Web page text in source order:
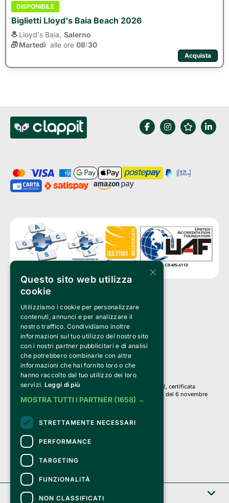
DISPONIBILE
Biglietti Lloyd's Baia Beach 2026
Lloyd's Baia, Salerno
Martedì alle ore 08:30
Acquista
Clappit è un marchio di proprietà di:
Bemils Srl
a Socio Unico
Via Fosse Ardeatine, 4 -20092 Cinisello Balsamo (MI)
PI 05589050961
Iscr. C.C.I.A.A. Milano R.E.A. 1833471
© 2010-2025 Bemils Srl - Tutti i diritti riservati
Credits:
Clappit è basato sulla piattaforma di biglietteria Belive 6.2, certificata
dall’Agenzia delle Entrate con protocollo n. 2025/445474 del 6 novembre
2025.
Su Clappit i tuoi acquisti ed i tuoi dati
sono sicuri e protetti da un certificato SSL
con crittografia a 128 bit.
Clappit
×
Questo sito web utilizza
cookie
Utilizziamo i cookie per personalizzare
contenuti, annunci e per analizzare il
nostro traffico. Condividiamo inoltre
informazioni sul tuo utilizzo del nostro sito
con i nostri partner pubblicitari e di analisi
che potrebbero combinarle con altre
informazioni che hai fornito loro o che
hanno raccolto dal tuo utilizzo dei loro
servizi. Leggi di più
MOSTRA TUTTI I PARTNER (1658) →
STRETTAMENTE NECESSARI
PERFORMANCE
TARGETING
FUNZIONALITÀ
NON CLASSIFICATI